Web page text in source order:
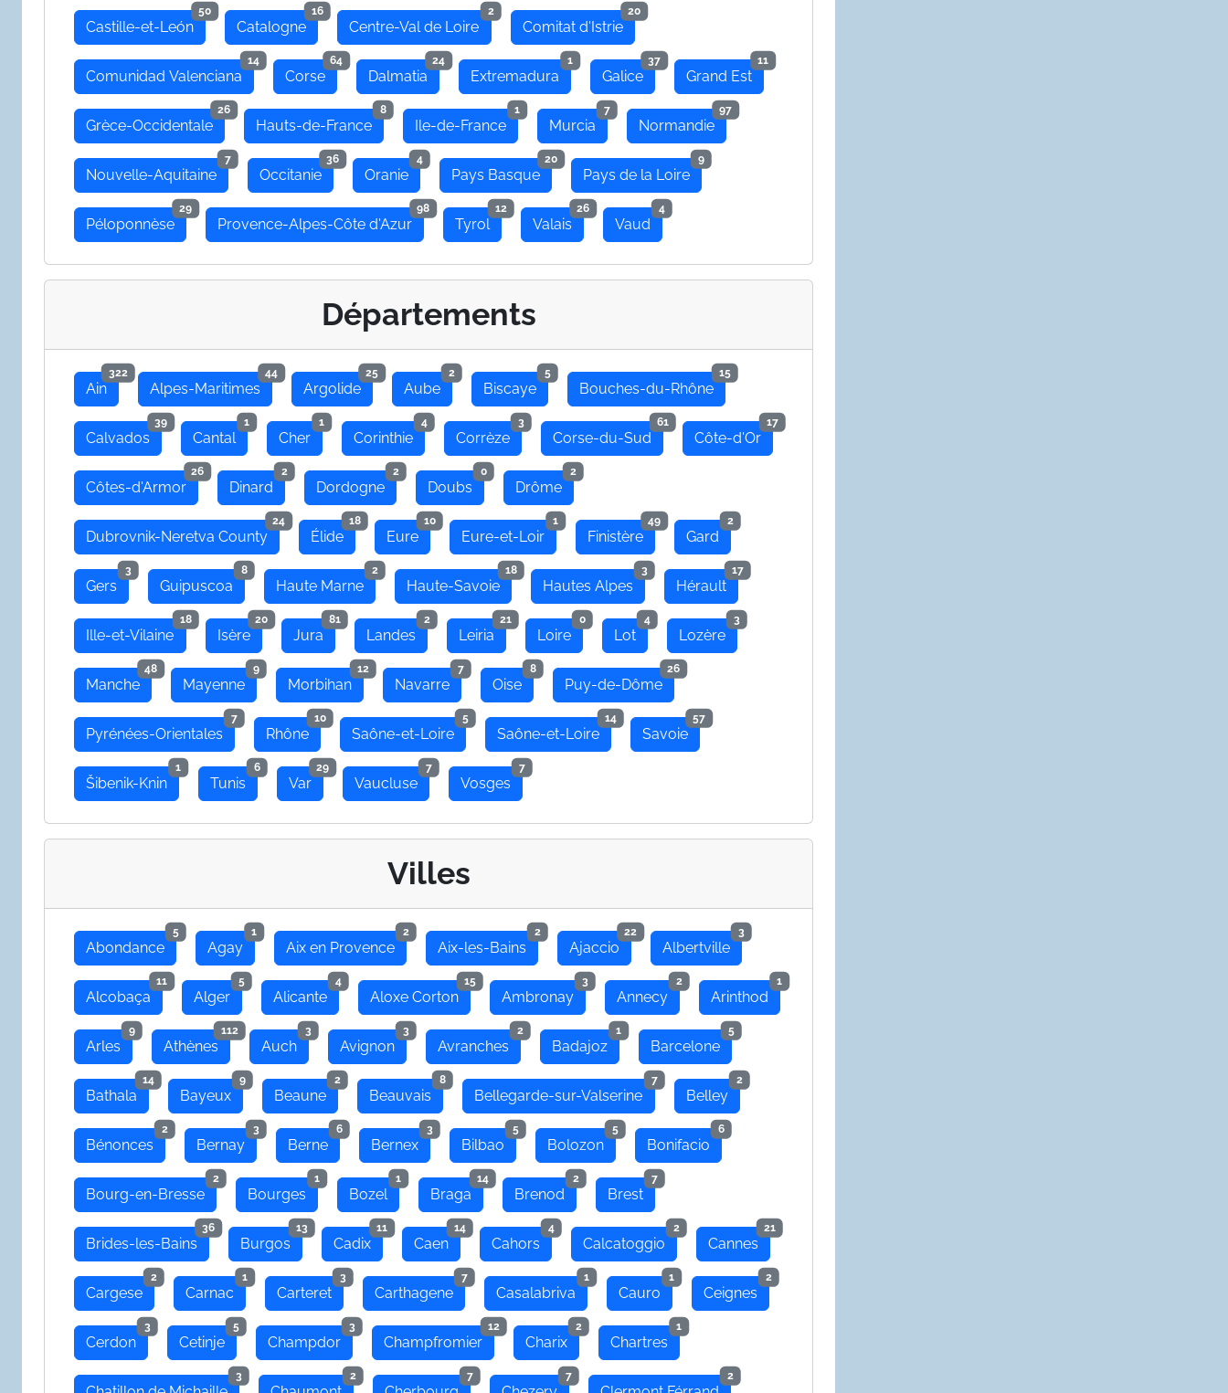
Castille-et-León
50
Catalogne
16
Centre-Val de Loire
2
Comitat d'Istrie
20
Comunidad Valenciana
14
Corse
64
Dalmatia
24
Extremadura
1
Galice
37
Grand Est
11
Grèce-Occidentale
26
Hauts-de-France
8
Ile-de-France
1
Murcia
7
Normandie
97
Nouvelle-Aquitaine
7
Occitanie
36
Oranie
4
Pays Basque
20
Pays de la Loire
9
Péloponnèse
29
Provence-Alpes-Côte d'Azur
98
Tyrol
12
Valais
26
Vaud
4
Départements
Ain
322
Alpes-Maritimes
44
Argolide
25
Aube
2
Biscaye
5
Bouches-du-Rhône
15
Calvados
39
Cantal
1
Cher
1
Corinthie
4
Corrèze
3
Corse-du-Sud
61
Côte-d'Or
17
Côtes-d'Armor
26
Dinard
2
Dordogne
2
Doubs
0
Drôme
2
Dubrovnik-Neretva County
24
Élide
18
Eure
10
Eure-et-Loir
1
Finistère
49
Gard
2
Gers
3
Guipuscoa
8
Haute Marne
2
Haute-Savoie
18
Hautes Alpes
3
Hérault
17
Ille-et-Vilaine
18
Isère
20
Jura
81
Landes
2
Leiria
21
Loire
0
Lot
4
Lozère
3
Manche
48
Mayenne
9
Morbihan
12
Navarre
7
Oise
8
Puy-de-Dôme
26
Pyrénées-Orientales
7
Rhône
10
Saône-et-Loire
5
Saône-et-Loire
14
Savoie
57
Šibenik-Knin
1
Tunis
6
Var
29
Vaucluse
7
Vosges
7
Villes
Abondance
5
Agay
1
Aix en Provence
2
Aix-les-Bains
2
Ajaccio
22
Albertville
3
Alcobaça
11
Alger
5
Alicante
4
Aloxe Corton
15
Ambronay
3
Annecy
2
Arinthod
1
Arles
9
Athènes
112
Auch
3
Avignon
3
Avranches
2
Badajoz
1
Barcelone
5
Bathala
14
Bayeux
9
Beaune
2
Beauvais
8
Bellegarde-sur-Valserine
7
Belley
2
Bénonces
2
Bernay
3
Berne
6
Bernex
3
Bilbao
5
Bolozon
5
Bonifacio
6
Bourg-en-Bresse
2
Bourges
1
Bozel
1
Braga
14
Brenod
2
Brest
7
Brides-les-Bains
36
Burgos
13
Cadix
11
Caen
14
Cahors
4
Calcatoggio
2
Cannes
21
Cargese
2
Carnac
1
Carteret
3
Carthagene
7
Casalabriva
1
Cauro
1
Ceignes
2
Cerdon
3
Cetinje
5
Champdor
3
Champfromier
12
Charix
2
Chartres
1
3 2 7 7 2